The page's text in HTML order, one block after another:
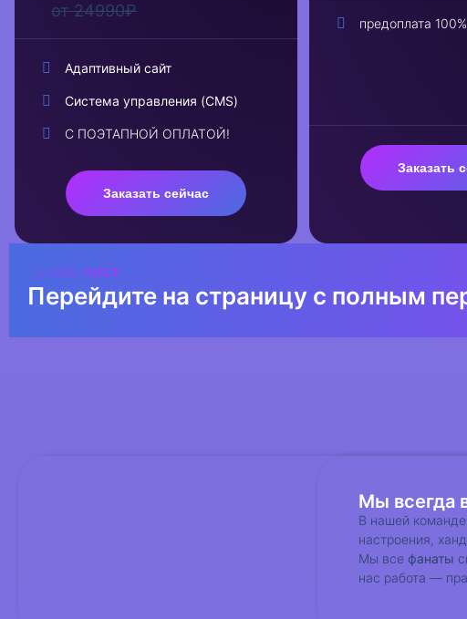
от 24990₽
Адаптивный сайт
Система управления (CMS)
С ПОЭТАПНОЙ ОПЛАТОЙ!
Заказать сейчас
предоплата 100%
Заказать
Прайс лист
Перейдите на страницу с полным
Мы всегда
В нашей команде
настроения,
Мы всефанаты
нас работа —